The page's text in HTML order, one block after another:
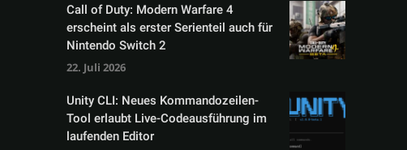
Call of Duty: Modern Warfare 4
erscheint als erster Serienteil auch für
Nintendo Switch 2
22. Juli 2026
Unity CLI: Neues Kommandozeilen-
Tool erlaubt Live-Codeausführung im
laufenden Editor